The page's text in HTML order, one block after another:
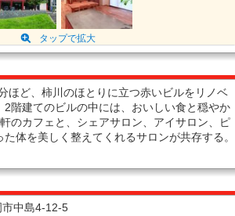
タップで拡大
ほど、柿川のほとりに立つ赤いビルをリノベ
2階建てのビルの中には、おいしい食と穏やか
のカフェと、シェアサロン、アイサロン、ピ
体を美しく整えてくれるサロンが共存する。
市中島4-12-5